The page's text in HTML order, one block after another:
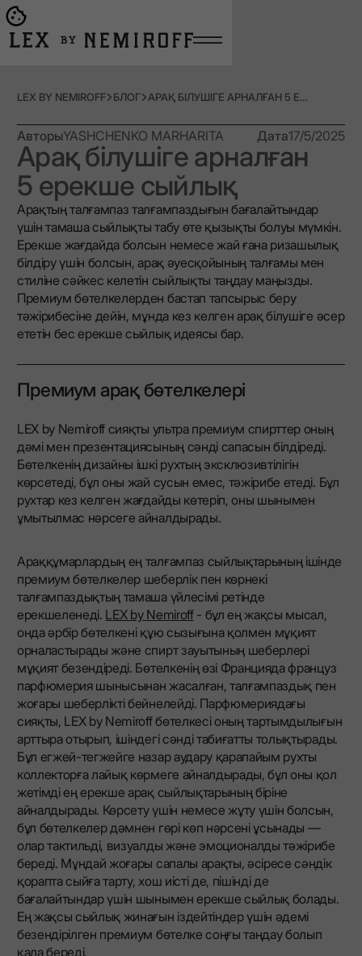
Go to main page
LEX BY NEMIROFF БЛОГ АРАҚ БІЛУШІГЕ АРНАЛҒАН 5 ЕРЕКШЕ СЫЙЛЫҚ
АвторыYASHCHENKO MARHARITA Дата17/5/2025
Арақ білушіге арналған
5 ерекше сыйлық
Арақтың талғампаз талғампаздығын бағалайтындар
үшін тамаша сыйлықты табу өте қызықты болуы мүмкін.
Ерекше жағдайда болсын немесе жай ғана ризашылық
білдіру үшін болсын, арақ әуесқойының талғамы мен
стиліне сәйкес келетін сыйлықты таңдау маңызды.
Премиум бөтелкелерден бастап тапсырыс беру
тәжірибесіне дейін, мұнда кез келген арақ білушіге әсер
ететін бес ерекше сыйлық идеясы бар.
Премиум арақ бөтелкелері
LEX by Nemiroff сияқты ультра премиум спирттер оның
дәмі мен презентациясының сәнді сапасын білдіреді.
Бөтелкенің дизайны ішкі рухтың эксклюзивтілігін
көрсетеді, бұл оны жай сусын емес, тәжірибе етеді. Бұл
рухтар кез келген жағдайды көтеріп, оны шынымен
ұмытылмас нәрсеге айналдырады.
Араққұмарлардың ең талғампаз сыйлықтарының ішінде
премиум бөтелкелер шеберлік пен көрнекі
талғампаздықтың тамаша үйлесімі ретінде
ерекшеленеді. LEX by Nemiroff- бұл ең жақсы мысал,
онда әрбір бөтелкені құю сызығына қолмен мұқият
орналастырады және спирт зауытының шеберлері
мұқият безендіреді. Бөтелкенің өзі Францияда француз
парфюмерия шынысынан жасалған, талғампаздық пен
жоғары шеберлікті бейнелейді. Парфюмериядағы
сияқты, LEX by Nemiroff бөтелкесі оның тартымдылығын
арттыра отырып, ішіндегі сәнді табиғатты толықтырады.
Бұл егжей-тегжейге назар аудару қарапайым рухты
коллекторға лайық көрмеге айналдырады, бұл оны қол
жетімді ең ерекше арақ сыйлықтарының біріне
айналдырады. Көрсету үшін немесе жұту үшін болсын,
бұл бөтелкелер дәмнен гөрі көп нәрсені ұсынады —
олар тактильді, визуалды және эмоционалды тәжірибе
береді. Мұндай жоғары сапалы арақты, әсіресе сәндік
қорапта сыйға тарту, хош иісті де, пішінді де
бағалайтындар үшін шынымен ерекше сыйлық болады.
Ең жақсы сыйлық жинағын іздейтіндер үшін әдемі
безендірілген премиум бөтелке соңғы таңдау болып
қала береді.